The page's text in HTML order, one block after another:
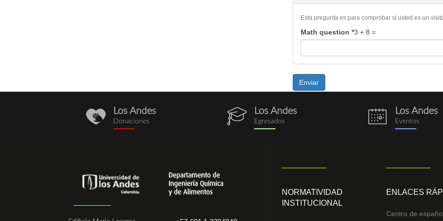
Esta pregunta es para comprobar si usted es un
Math question *3 + 8 =
Enviar
donaciones.png
Los Andes
Donaciones egresados.png
Los Andes
Egresados eventos.png
Los Andes
Eventos
NORMATIVIDAD
INSTITUCIONAL
ENLACES
Centro de español